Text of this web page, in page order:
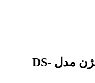
دوربین مدار بسته هایک ویژن مدل DS-